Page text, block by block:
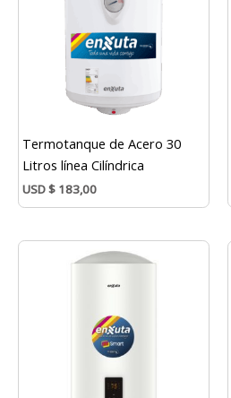
Termotanque de Acero 30
Litros línea Cilíndrica
USD$ 183,00